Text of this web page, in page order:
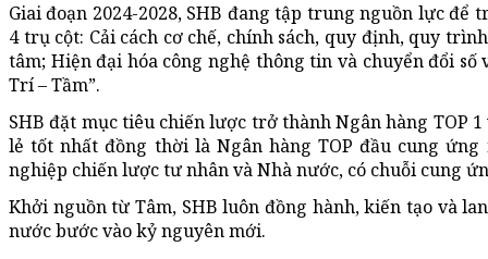
Giai đoạn 2024-2028, SHB đang tập trung nguồn lực
4 trụ cột: Cải cách cơ chế, chính sách, quy định, quy
tâm; Hiện đại hóa công nghệ thông tin và chuyển đổi
Trí – Tầm”.
SHB đặt mục tiêu chiến lược trở thành Ngân hàng TOP
lẻ tốt nhất đồng thời là Ngân hàng TOP đầu cung
nghiệp chiến lược tư nhân và Nhà nước, có chuỗi cung
Khởi nguồn từ Tâm, SHB luôn đồng hành, kiến tạo và
nước bước vào kỷ nguyên mới.